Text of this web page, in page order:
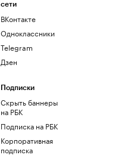
сети
ВКонтакте
Одноклассники
Telegram
Дзен
Подписки
Скрыть баннеры
на РБК
Подписка на РБК
Корпоративная
подписка